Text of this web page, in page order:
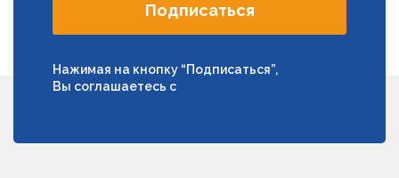
Подписаться
Нажимая на кнопку “Подписаться”,
Вы соглашаетесь с